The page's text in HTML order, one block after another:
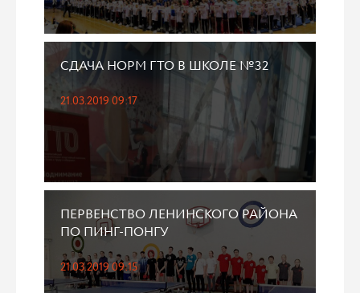
СДАЧА НОРМ ГТО В ШКОЛЕ №32
21.03.2019 09:17
ПЕРВЕНСТВО ЛЕНИНСКОГО РАЙОНА
ПО ПИНГ-ПОНГУ
21.03.2019 09:15